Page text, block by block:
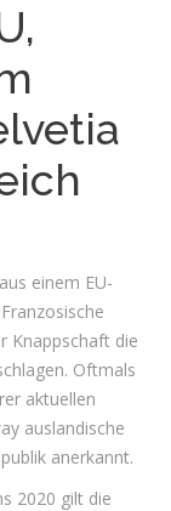
einem EU-
Knappschaft die
Oftmals
aktuellen
auslandische
anerkannt.
2020 gilt die